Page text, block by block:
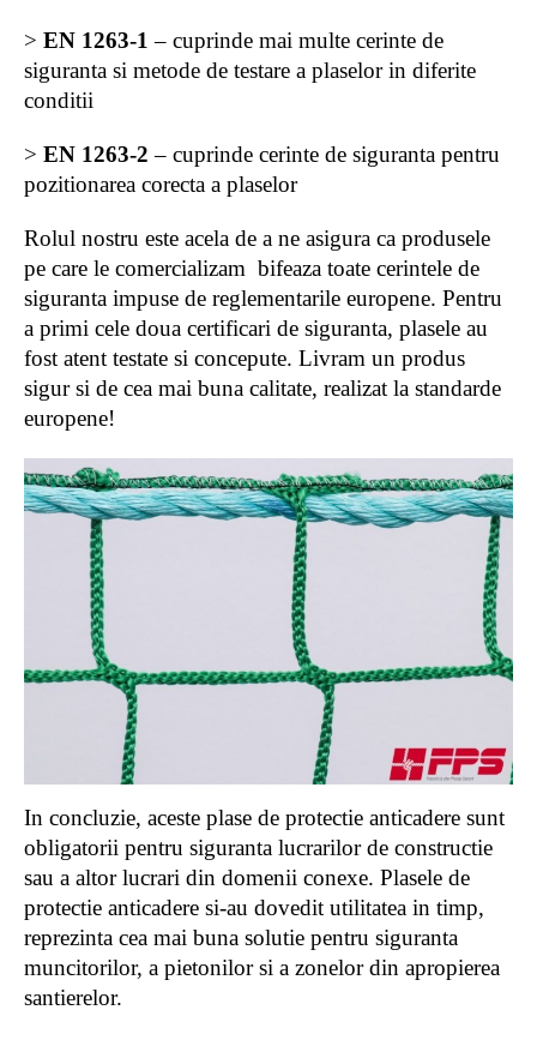
> EN 1263-1 – cuprinde mai multe cerinte de
siguranta si metode de testare a plaselor in diferite
conditii
> EN 1263-2 – cuprinde cerinte de siguranta pentru
pozitionarea corecta a plaselor
Rolul nostru este acela de a ne asigura ca produsele
pe care le comercializam bifeaza toate cerintele de
siguranta impuse de reglementarile europene. Pentru
a primi cele doua certificari de siguranta, plasele au
fost atent testate si concepute. Livram un produs
sigur si de cea mai buna calitate, realizat la standarde
europene!
In concluzie, aceste plase de protectie anticadere sunt
obligatorii pentru siguranta lucrarilor de constructie
sau a altor lucrari din domenii conexe. Plasele de
protectie anticadere si-au dovedit utilitatea in timp,
reprezinta cea mai buna solutie pentru siguranta
muncitorilor, a pietonilor si a zonelor din apropierea
santierelor.